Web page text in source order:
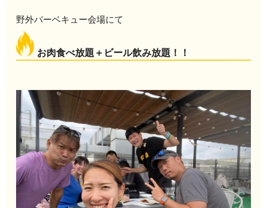
野外バーベキュー会場にて
お肉食べ放題＋ビール飲み放題！！